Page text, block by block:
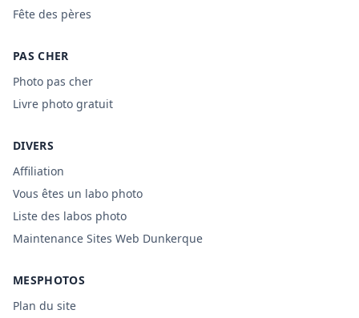
Fête des pères
PAS CHER
Photo pas cher
Livre photo gratuit
DIVERS
Affiliation
Vous êtes un labo photo
Liste des labos photo
Maintenance Sites Web Dunkerque
MESPHOTOS
Plan du site